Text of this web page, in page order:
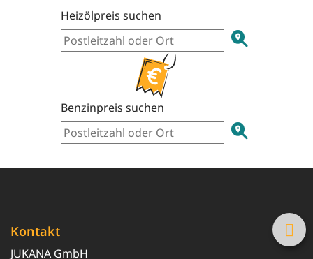
Heizölpreis suchen
Benzinpreis suchen
Kontakt
JUKANA GmbH